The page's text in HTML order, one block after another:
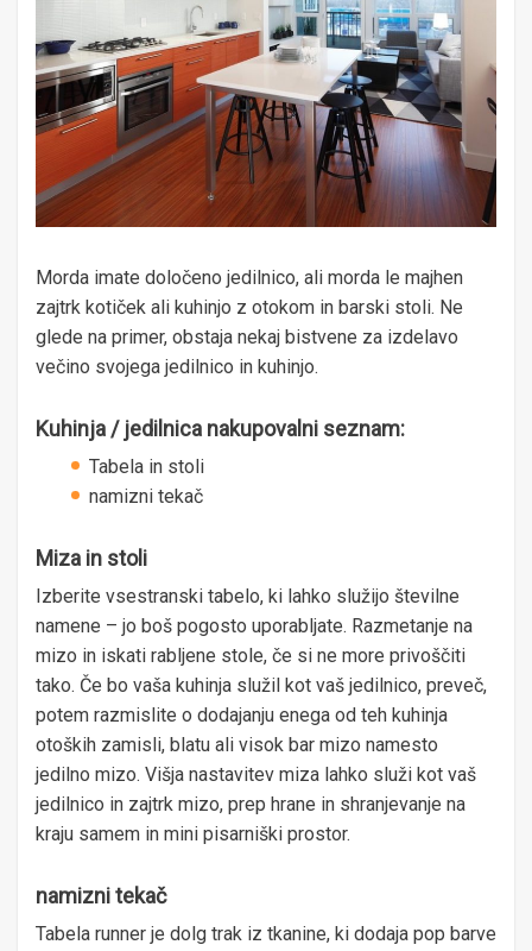
Morda imate določeno jedilnico, ali morda le majhen
zajtrk kotiček ali kuhinjo z otokom in barski stoli. Ne
glede na primer, obstaja nekaj bistvene za izdelavo
večino svojega jedilnico in kuhinjo.
Kuhinja / jedilnica nakupovalni seznam:
Tabela in stoli
namizni tekač
Miza in stoli
Izberite vsestranski tabelo, ki lahko služijo številne
namene – jo boš pogosto uporabljate. Razmetanje na
mizo in iskati rabljene stole, če si ne more privoščiti
tako. Če bo vaša kuhinja služil kot vaš jedilnico, preveč,
potem razmislite o dodajanju enega od teh kuhinja
otoških zamisli, blatu ali visok bar mizo namesto
jedilno mizo. Višja nastavitev miza lahko služi kot vaš
jedilnico in zajtrk mizo, prep hrane in shranjevanje na
kraju samem in mini pisarniški prostor.
namizni tekač
Tabela runner je dolg trak iz tkanine, ki dodaja pop barve